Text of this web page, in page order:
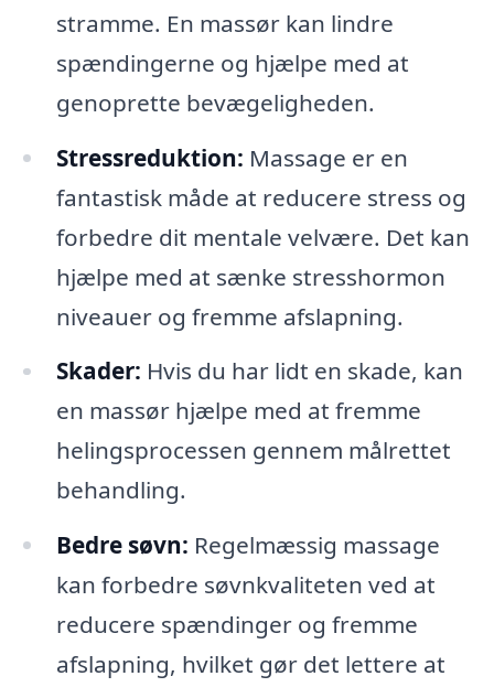
stramme. En massør kan lindre
spændingerne og hjælpe med at
genoprette bevægeligheden.
Stressreduktion: Massage er en
fantastisk måde at reducere stress og
forbedre dit mentale velvære. Det kan
hjælpe med at sænke stresshormon
niveauer og fremme afslapning.
Skader: Hvis du har lidt en skade, kan
en massør hjælpe med at fremme
helingsprocessen gennem målrettet
behandling.
Bedre søvn: Regelmæssig massage
kan forbedre søvnkvaliteten ved at
reducere spændinger og fremme
afslapning, hvilket gør det lettere at